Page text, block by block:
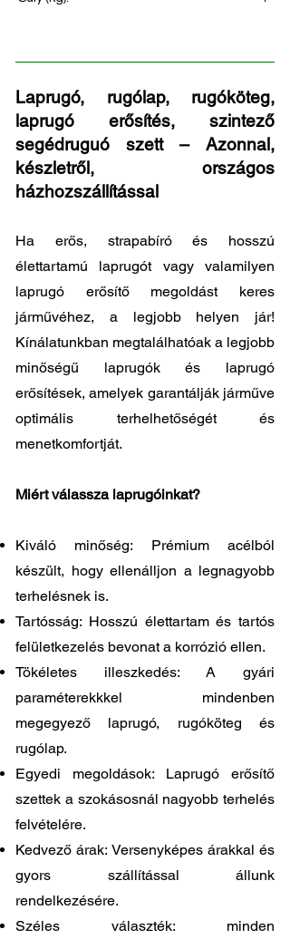
Laprugó, rugólap, rugóköteg,
laprugó erősítés, szintező
segédruguó szett – Azonnal,
készletről, országos
házhozszállítással
Ha erős, strapabíró és hosszú
élettartamú laprugót vagy valamilyen
laprugó erősítő megoldást keres
járművéhez, a legjobb helyen jár!
Kínálatunkban megtalálhatóak a legjobb
minőségű laprugók és laprugó
erősítések, amelyek garantálják járműve
optimális terhelhetőségét és
menetkomfortját.
Miért válassza laprugóinkat?
Kiváló minőség: Prémium acélból
készült, hogy ellenálljon a legnagyobb
terhelésnek is.
Tartósság: Hosszú élettartam és tartós
felületkezelés bevonat a korrózió ellen.
Tökéletes illeszkedés: A gyári
paraméterekkkel mindenben
megegyező laprugó, rugóköteg és
rugólap.
Egyedi megoldások: Laprugó erősítő
szettek a szokásosnál nagyobb terhelés
felvételére.
Kedvező árak: Versenyképes árakkal és
gyors szállítással állunk
rendelkezésére.
Széles választék: minden